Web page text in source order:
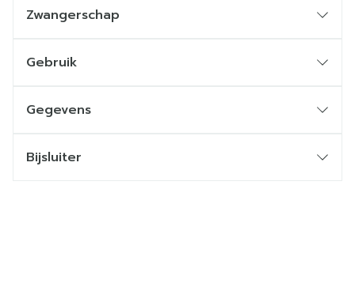
Zwangerschap
Gebruik
Gegevens
Bijsluiter